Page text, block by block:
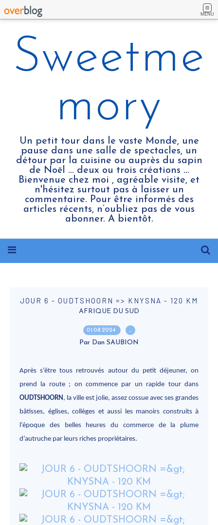
MENU
Sweetme
mory
Un petit tour dans le vaste Monde, une
pause dans une salle de spectacles, un
détour par la cuisine ou auprès du sapin
de Noël ... deux ou trois créations …
Bienvenue chez moi , agréable visite, et
n'hésitez surtout pas à laisser un
commentaire. Pour être informés des
articles récents, n’oubliez pas de vous
abonner. A bientôt.
JOUR 6 - OUDTSHOORN => KNYSNA - 120 KM
AFRIQUE DU SUD
01.08.2024 …
Par Dan SAUBION
Après s’être tous retrouvés autour du petit déjeuner, on
prend la route ; on commence par un rapide tour dans
OUDTSHOORN, la ville est jolie, assez cossue avec ses grandes
bâtisses, églises, collèges et aussi les manoirs construits à
l’époque des belles heures du commerce de la plume
d’autruche par leurs riches propriétaires.